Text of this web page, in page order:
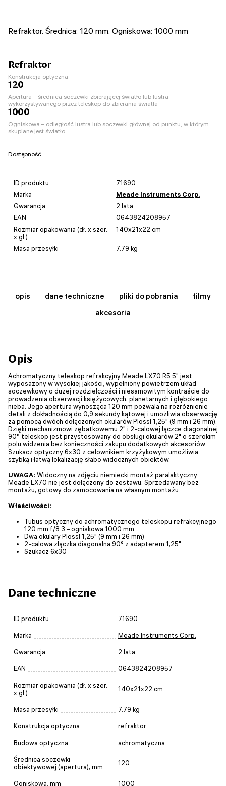
Refraktor. Średnica: 120 mm. Ogniskowa: 1000 mm
Refraktor
Konstrukcja optyczna
120
Apertura – średnica soczewki zbierającej światło lub lustra
wykorzystywanego przez teleskop do zbierania światła
1000
Ogniskowa – odległość lustra lub soczewki głównej od punktu, w którym
skupiane jest światło
Dostępność
ID produktu
71690
Marka
Meade Instruments Corp.
Gwarancja
2 lata
EAN
0643824208957
Rozmiar opakowania (dł. x szer.
x gł.)
140x21x22 cm
Masa przesyłki 7.79 kg
opis dane techniczne pliki do pobrania
filmy
akcesoria
Opis
Achromatyczny teleskop refrakcyjny Meade LX70 R5 5" jest
wyposażony w wysokiej jakości, wypełniony powietrzem układ
soczewkowy o dużej rozdzielczości i niesamowitym kontraście do
prowadzenia obserwacji księżycowych, planetarnych i głębokiego
nieba. Jego apertura wynosząca 120 mm pozwala na rozróżnienie
detali z dokładnością do 0,9 sekundy kątowej i umożliwia obserwację
za pomocą dwóch dołączonych okularów Plössl 1,25" (9 mm i 26 mm).
Dzięki mechanizmowi zębatkowemu 2" i 2-calowej łączce diagonalnej
90° teleskop jest przystosowany do obsługi okularów 2" o szerokim
polu widzenia bez konieczności zakupu dodatkowych akcesoriów.
Szukacz optyczny 6x30 z celownikiem krzyżykowym umożliwia
szybką i łatwą lokalizację słabo widocznych obiektów.
UWAGA: Widoczny na zdjęciu niemiecki montaż paralaktyczny
Meade LX70 nie jest dołączony do zestawu. Sprzedawany bez
montażu, gotowy do zamocowania na własnym montażu.
Właściwości:
Tubus optyczny do achromatycznego teleskopu refrakcyjnego
120 mm f/8.3 – ogniskowa 1000 mm
Dwa okulary Plössl 1,25" (9 mm i 26 mm)
2-calowa złączka diagonalna 90° z adapterem 1,25"
Szukacz 6x30
Dane techniczne
ID produktu 71690
Marka Meade Instruments Corp.
Gwarancja 2 lata
EAN 0643824208957
Rozmiar opakowania (dł. x szer.
x gł.)
140x21x22 cm
Masa przesyłki 7.79 kg
Konstrukcja optyczna refraktor
Budowa optyczna achromatyczna
Średnica soczewki
obiektywowej (apertura), mm
120
Ogniskowa, mm 1000